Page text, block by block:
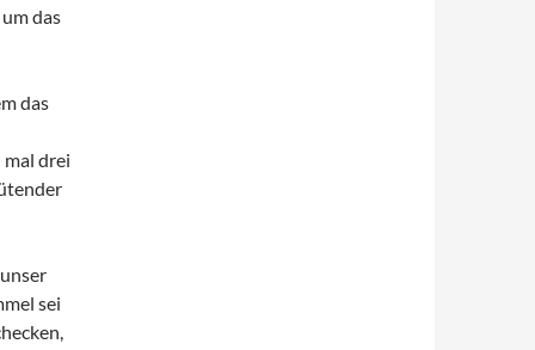
das
das
drei
sei